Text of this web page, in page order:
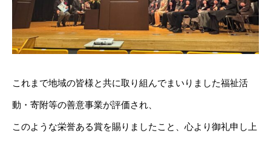
これまで地域の皆様と共に取り組んでまいりました福祉活
動・寄附等の善意事業が評価され、
このような栄誉ある賞を賜りましたこと、心より御礼申し上